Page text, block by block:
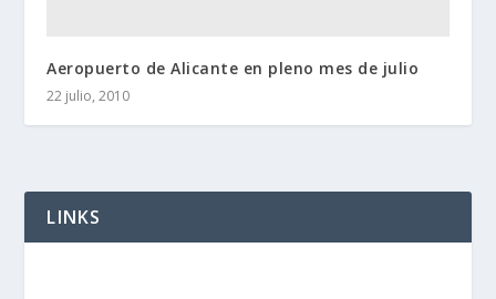
Aeropuerto de Alicante en pleno mes de julio
22 julio, 2010
LINKS